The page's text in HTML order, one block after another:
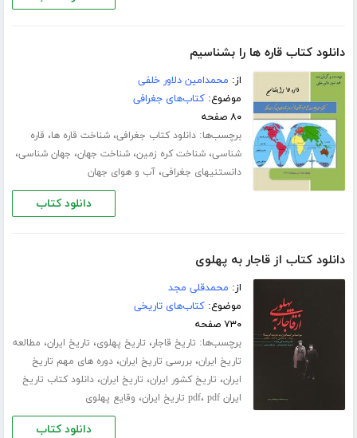
دانلود کتاب قاره ها را بشناسیم
از: محمدامین دلاور خلفی
موضوع:کتاب‌های جغرافی
۸۰ صفحه
برچسب‌ها:دانلود کتاب جغرافی،شناخت قاره ها، قاره
شناسی،شناخت کره زمین،شناخت جهان، جهان شناسی،
دانستنیهای جغرافی،آب و هوای جهان
دانلود کتاب
دانلود کتاب از قاجار به پهلوی
از: محمدقلی مجد
موضوع:کتاب‌های تاریخی
۷۳۰ صفحه
برچسب‌ها: تاریخ قاجار، تاریخ پهلوی، تاریخ ایران، مطالعه
تاریخ ایران،بررسی تاریخ ایران،دوره های مهم تاریخ
ایران، تاریخ کشور ایران، تاریخ ایران،دانلود کتاب تاریخ
ایران pdf
، pdf تاریخ ایران ، وقایع پهلوی
دانلود کتاب